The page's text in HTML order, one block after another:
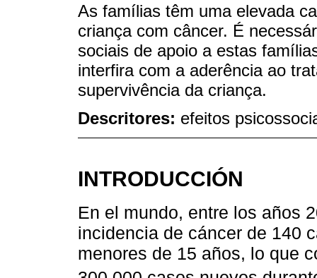
As famílias têm uma elevada
criança com câncer. É
sociais de apoio a estas
interfira com a aderência ao
supervivência da criança.
Descritores: efeitos
INTRODUCCIÓN
En el mundo, entre los años
incidencia de cáncer de 140
menores de 15 años, lo que